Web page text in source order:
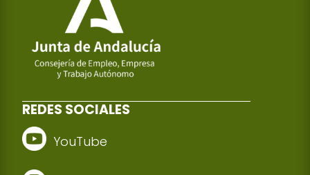
REDES SOCIALES
YouTube